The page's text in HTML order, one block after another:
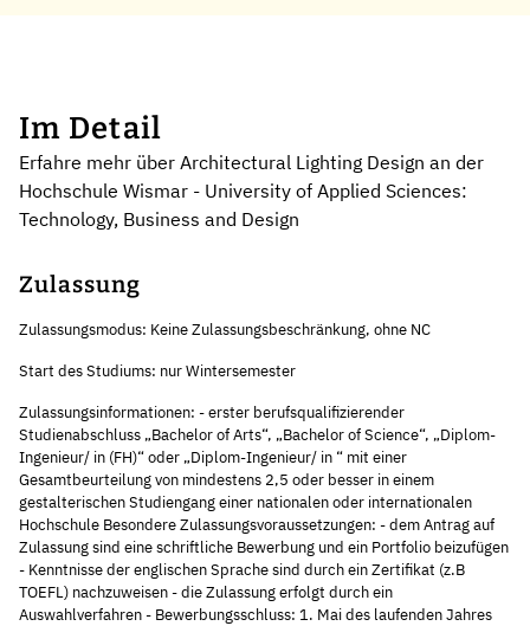
Im Detail
Erfahre mehr über Architectural Lighting Design an der
Hochschule Wismar - University of Applied Sciences:
Technology, Business and Design
Zulassung
Zulassungsmodus: Keine Zulassungsbeschränkung, ohne NC
Start des Studiums: nur Wintersemester
Zulassungsinformationen: - erster berufsqualifizierender
Studienabschluss „Bachelor of Arts“, „Bachelor of Science“, „Diplom-
Ingenieur/ in (FH)“ oder „Diplom-Ingenieur/ in “ mit einer
Gesamtbeurteilung von mindestens 2,5 oder besser in einem
gestalterischen Studiengang einer nationalen oder internationalen
Hochschule Besondere Zulassungsvoraussetzungen: - dem Antrag auf
Zulassung sind eine schriftliche Bewerbung und ein Portfolio beizufügen
- Kenntnisse der englischen Sprache sind durch ein Zertifikat (z.B
TOEFL) nachzuweisen - die Zulassung erfolgt durch ein
Auswahlverfahren - Bewerbungsschluss: 1. Mai des laufenden Jahres